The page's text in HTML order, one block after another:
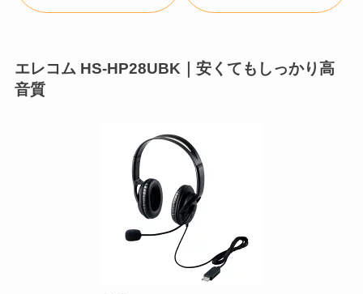
エレコム HS-HP28UBK｜安くてもしっかり高
音質